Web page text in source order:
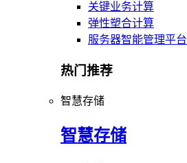
关键业务计算
弹性塑合计算
服务器智能管理平台
热门推荐
智慧存储
智慧存储